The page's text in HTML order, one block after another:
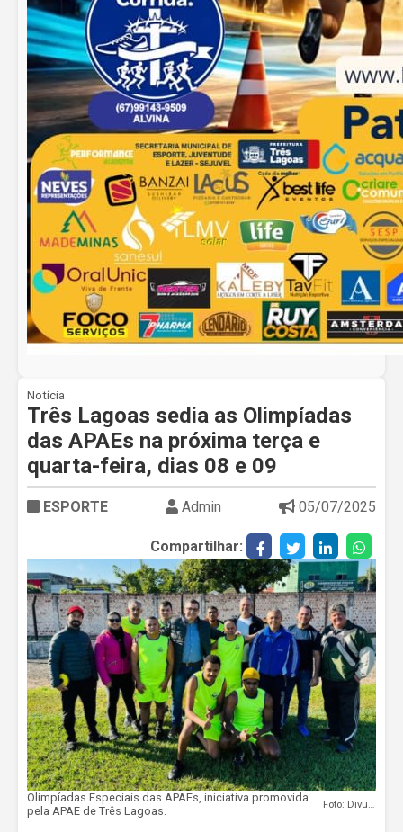
Notícia
Três Lagoas sedia as Olimpíadas
das APAEs na próxima terça e
quarta-feira, dias 08 e 09
ESPORTE Admin 05/07/2025
Compartilhar:
Olimpíadas Especiais das APAEs, iniciativa promovida
pela APAE de Três Lagoas.
Foto: Divulgação